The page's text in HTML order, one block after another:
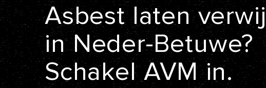
Asbest laten
in Neder-Betuwe?
Schakel AVM in.